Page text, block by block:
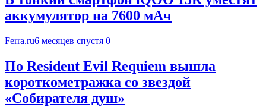
аккумулятор на 7600 мАч
Ferra.ru6 месяцев спустя 0
По Resident Evil Requiem вышла
короткометражка со звездой
«Собирателя душ»